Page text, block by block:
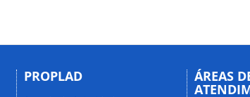
PROPLAD ÁREAS